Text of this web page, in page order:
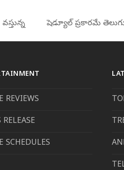
షెడ్యూల్ ప్రకారమే
REVIEWS
RELEASE
SCHEDULES